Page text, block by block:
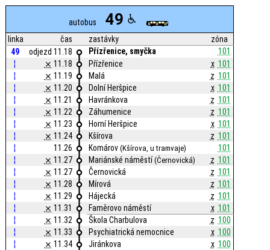
autobus 49
linka čas zastávky
zóna
49
odjezd 11.18 Přízřenice, smyčka
101
¦
⨯ 11.18 Přízřenice x 101
¦
⨯ 11.19 Malá z 101
¦
⨯ 11.20 Dolní Heršpice x 101
¦
⨯ 11.21 Havránkova z 101
¦
⨯ 11.22 Záhumenice z 101
¦
⨯ 11.23 Horní Heršpice x 101
¦
⨯ 11.24 Kšírova z 101
¦
11.26 Komárov(Kšírova, u tramvaje)
101
¦
⨯ 11.27 Mariánské náměstí(Černovická) z 101
¦
⨯ 11.27 Černovická z 101
¦
⨯ 11.28 Mírová z 101
¦
⨯ 11.29 Hájecká z 101
¦
⨯ 11.31 Faměrovo náměstí x 101
¦
⨯ 11.32 Škola Charbulova z 100
¦
⨯ 11.33 Psychiatrická nemocnice x 100
¦
⨯ 11.34 Jiránkova x 100